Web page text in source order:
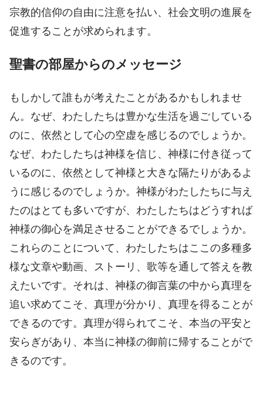
宗教的信仰の自由に注意を払い、社会文明の進展を
促進することが求められます。
聖書の部屋からのメッセージ
もしかして誰もが考えたことがあるかもしれませ
ん。なぜ、わたしたちは豊かな生活を過ごしている
のに、依然として心の空虚を感じるのでしょうか。
なぜ、わたしたちは神様を信じ、神様に付き従って
いるのに、依然として神様と大きな隔たりがあるよ
うに感じるのでしょうか。神様がわたしたちに与え
たのはとても多いですが、わたしたちはどうすれば
神様の御心を満足させることができるでしょうか。
これらのことについて、わたしたちはここの多種多
様な文章や動画、ストーリ、歌等を通して答えを教
えたいです。それは、神様の御言葉の中から真理を
追い求めてこそ、真理が分かり、真理を得ることが
できるのです。真理が得られてこそ、本当の平安と
安らぎがあり、本当に神様の御前に帰することがで
きるのです。